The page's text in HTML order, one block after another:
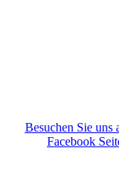
Besuchen Sie uns
Facebook